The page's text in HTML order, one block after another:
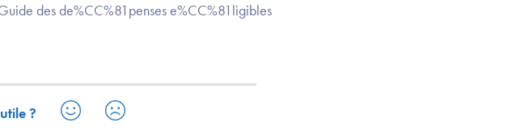
des de%CC%81penses e%CC%81ligibles
?